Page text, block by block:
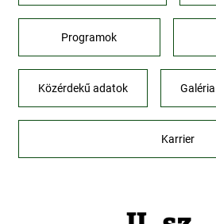
Programok
Közérdekű adatok Galéria
Karrier